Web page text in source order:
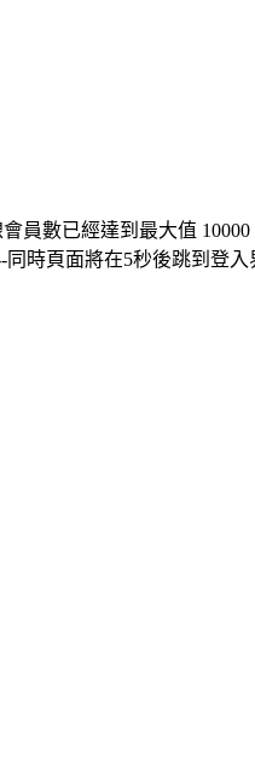
員數已經達到最大值
同時頁面將在5秒後跳到登入